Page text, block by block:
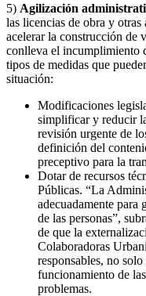
5) Agilización
las licencias de obra y
acelerar la construcción de
conlleva el incumplimiento
tipos de medidas que
situación:
Modificaciones
simplificar y reducir
revisión urgente de
definición del
preceptivo para la
Dotar de recursos
Públicas. “La
adecuadamente para
de las personas”,
de que la
Colaboradoras
responsables, no
funcionamiento de
problemas.